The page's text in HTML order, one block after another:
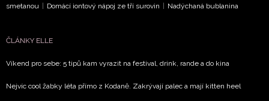
smetanou
Domácí iontový nápoj ze tří surovin Nadýchaná bublanina
ČLÁNKY ELLE
Víkend pro sebe: 5 tipů kam vyrazit na festival, drink, rande a do kina
Nejvíc cool žabky léta přímo z Kodaně. Zakrývají palec a mají kitten heel